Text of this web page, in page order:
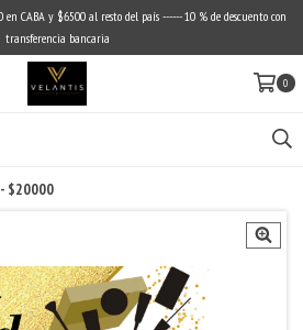
en CABA y $6500 al resto del país ------ 10 % de descuento con
transferencia bancaria
0
- $20000